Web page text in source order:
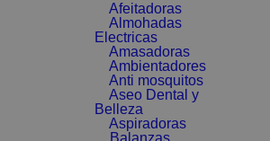
Afeitadoras
Almohadas
Electricas
Amasadoras
Ambientadores
Anti mosquitos
Aseo Dental y
Belleza
Aspiradoras
Balanzas